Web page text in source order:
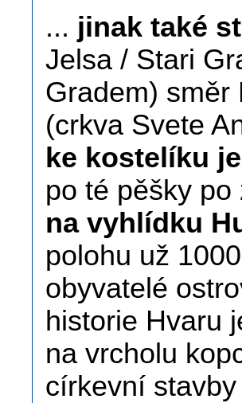
... jinak také
Jelsa / Stari
Gradem) směr
(crkva Svete
ke kostelíku
po té pěšky
na vyhlídku
polohu už
obyvatelé
historie Hvaru
na vrcholu
církevní